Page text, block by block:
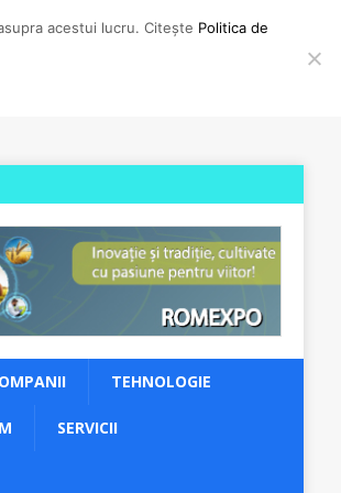
TEHNOLOGIE
SERVICII
acestui lucru. Citește Politica de